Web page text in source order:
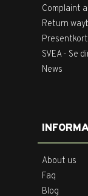
Complaint
Return
Presentkort
SVEA - Se
News
About us
Faq
Blog